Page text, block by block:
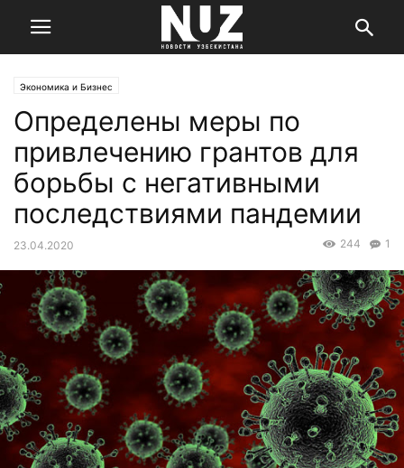
Экономика и Бизнес
Определены меры по
привлечению грантов для
борьбы с негативными
последствиями пандемии
23.04.2020 1
244